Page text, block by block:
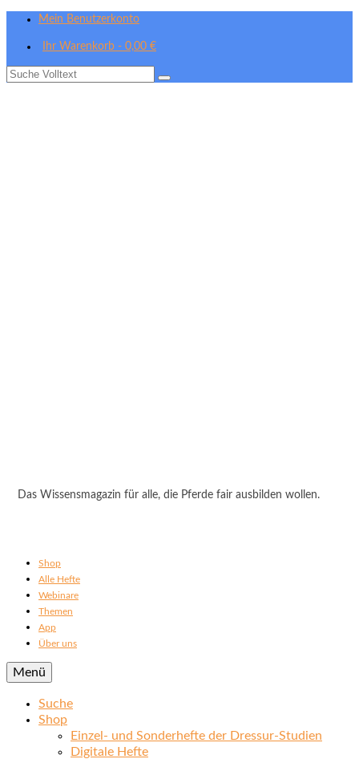
Mein Benutzerkonto
Ihr Warenkorb - 0,00 €
Suche
Das Wissensmagazin für alle, die Pferde fair ausbilden wollen.
Shop
Alle Hefte
Webinare
Themen
App
Über uns
Menü
Suche
Shop
Einzel- und Sonderhefte der Dressur-Studien
Digitale Hefte